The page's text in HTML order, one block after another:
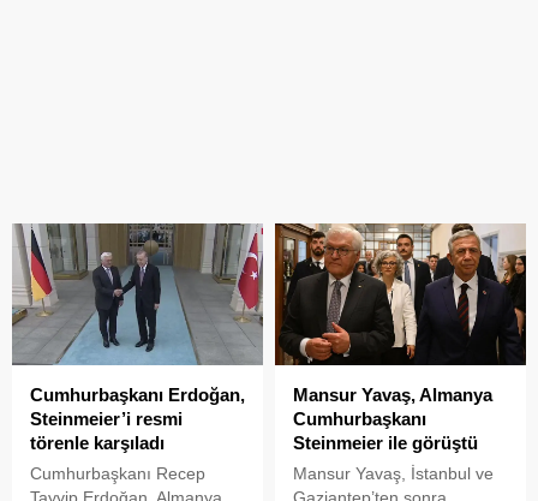
Cumhurbaşkanı Erdoğan,
Steinmeier’i resmi
törenle karşıladı
Cumhurbaşkanı Recep
Tayyip Erdoğan, Almanya
Mansur Yavaş, Almanya
Cumhurbaşkanı
Steinmeier ile görüştü
Mansur Yavaş, İstanbul ve
Gaziantep’ten sonra